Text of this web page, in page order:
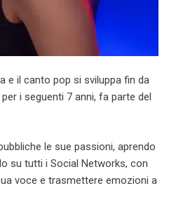
e il canto pop si sviluppa fin da
i seguenti 7 anni, fa parte del
le sue passioni, aprendo
su tutti i Social Networks, con
voce e trasmettere emozioni a